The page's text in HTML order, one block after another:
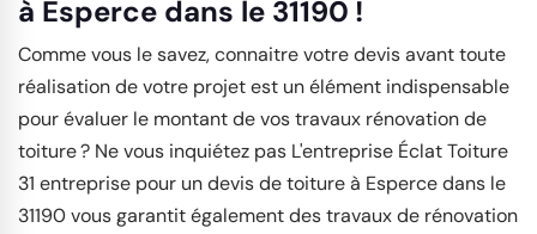
à Esperce dans le 31190 !
Comme vous le savez, connaitre votre devis avant toute
réalisation de votre projet est un élément indispensable
pour évaluer le montant de vos travaux rénovation de
toiture ? Ne vous inquiétez pas L'entreprise Éclat Toiture
31 entreprise pour un devis de toiture à Esperce dans le
31190 vous garantit également des travaux de rénovation